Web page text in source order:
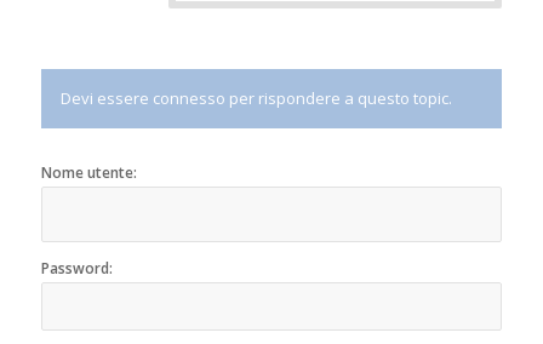
Devi essere connesso per rispondere a questo topic.
Nome utente:
Password: